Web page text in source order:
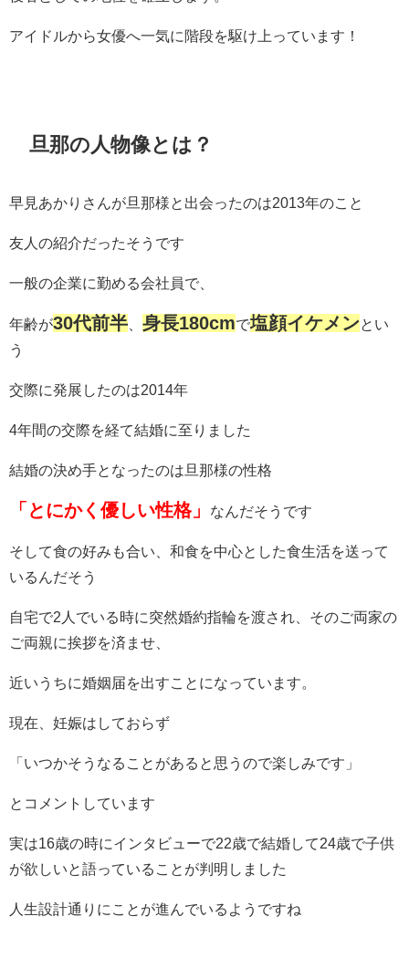
アイドルから女優へ一気に階段を駆け上っています！
旦那の人物像とは？
早見あかりさんが旦那様と出会ったのは2013年のこと
友人の紹介だったそうです
一般の企業に勤める会社員で、
年齢が30代前半 身長180cmで塩顔イケメン とい
う
交際に発展したのは2014年
4年間の交際を経て結婚に至りました
結婚の決め手となったのは旦那様の性格
「とにかく優しい性格」 なんだそうです
そして食の好みも合い、和食を中心とした食生活を送って
いるんだそう
自宅で2人でいる時に突然婚約指輪を渡され、そのご両家の
ご両親に挨拶を済ませ、
近いうちに婚姻届を出すことになっています。
現在、妊娠はしておらず
「いつかそうなることがあると思うので楽しみです」
とコメントしています
実は16歳の時にインタビューで22歳で結婚して24歳で子供
が欲しいと語っていることが判明しました
人生設計通りにことが進んでいるようですね